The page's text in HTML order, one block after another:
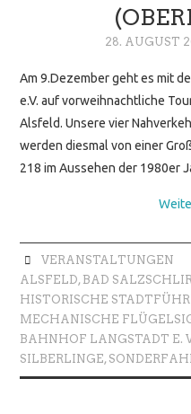
28. AUGUST
Am 9.Dezember geht es mit
e.V. auf vorweihnachtliche
Alsfeld. Unsere vier
werden diesmal von einer
218 im Aussehen der 1980er
VERANSTALTUNGEN
ALSFELD, BAD
HISTORISCHE
MECHANISCHE
BAHNHOF LANGSTADT E.
SILBERLINGE,